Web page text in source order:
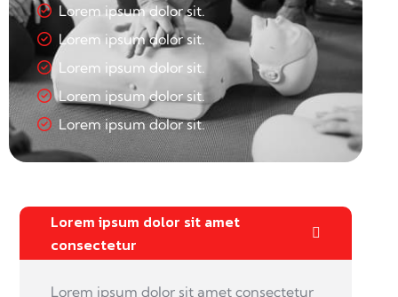
Lorem ipsum dolor sit.
Lorem ipsum dolor sit.
Lorem ipsum dolor sit.
Lorem ipsum dolor sit.
Lorem ipsum dolor sit.
Lorem ipsum dolor sit amet
consectetur
Lorem ipsum dolor sit amet consectetur